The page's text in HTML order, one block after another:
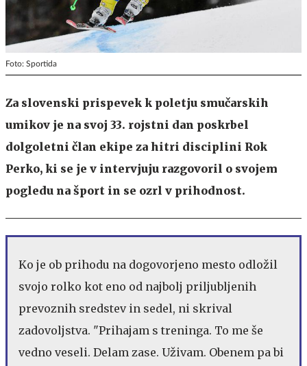
Foto: Sportida
Za slovenski prispevek k poletju smučarskih
umikov je na svoj 33. rojstni dan poskrbel
dolgoletni član ekipe za hitri disciplini Rok
Perko, ki se je v intervjuju razgovoril o svojem
pogledu na šport in se ozrl v prihodnost.
Ko je ob prihodu na dogovorjeno mesto odložil
svojo rolko kot eno od najbolj priljubljenih
prevoznih sredstev in sedel, ni skrival
zadovoljstva. "Prihajam s treninga. To me še
vedno veseli. Delam zase. Uživam. Obenem pa bi